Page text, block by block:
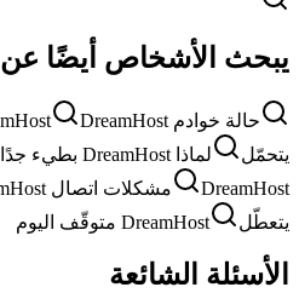
يبحث الأشخاص أيضًا عن
حالة خوادم DreamHostDreamHost لا يعمل
يتحمّل
لماذا DreamHost بطيء جدًا
DreamHost
مشكلات اتصال DreamHost
يتعطّل
DreamHost متوقّف اليوم
الأسئلة الشائعة